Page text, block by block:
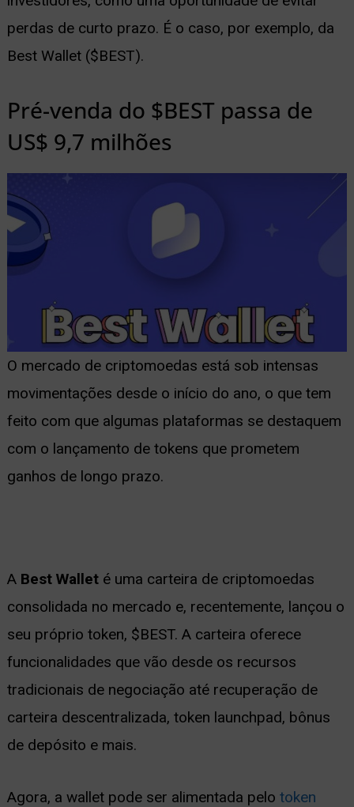
perdas de curto prazo. É o caso, por exemplo, da
Best Wallet ($BEST).
Pré-venda do $BEST passa de
US$ 9,7 milhões
O mercado de criptomoedas está sob intensas
movimentações desde o início do ano, o que tem
feito com que algumas plataformas se destaquem
com o lançamento de tokens que prometem
ganhos de longo prazo.
A Best Walleté uma carteira de criptomoedas
consolidada no mercado e, recentemente, lançou o
seu próprio token, $BEST. A carteira oferece
funcionalidades que vão desde os recursos
tradicionais de negociação até recuperação de
carteira descentralizada, token launchpad, bônus
de depósito e mais.
Agora, a wallet pode ser alimentada pelo token